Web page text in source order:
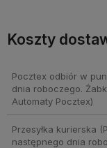
Koszty
Pocztex odbiór w
dnia roboczego.
Automaty Pocztex)
Przesyłka kurierska
następnego dnia